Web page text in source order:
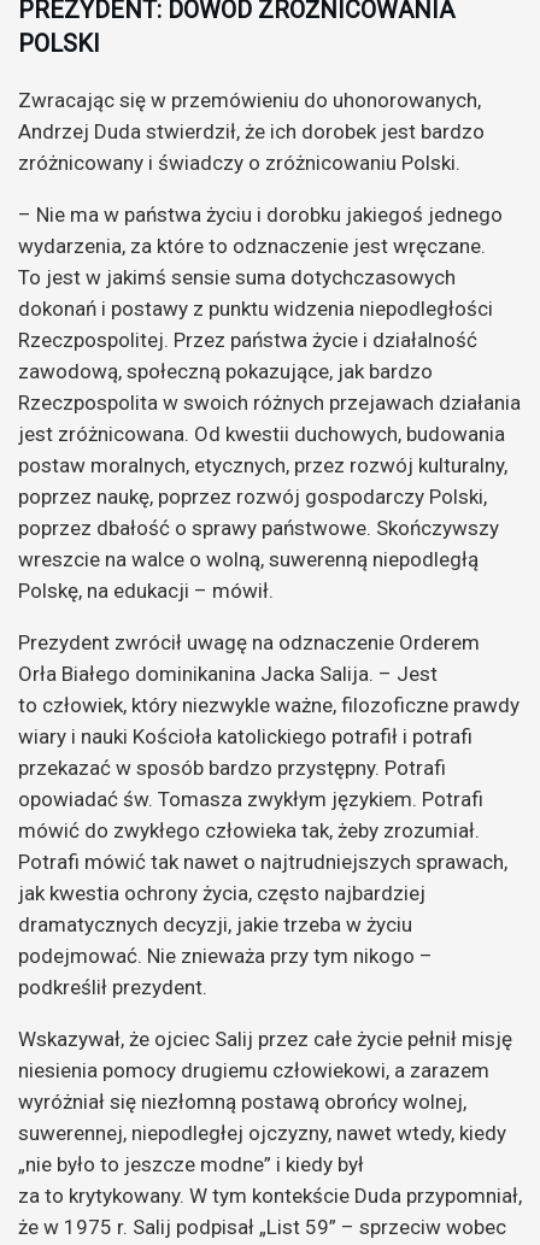
PREZYDENT: DOWÓD ZRÓŻNICOWANIA
POLSKI
Zwracając się w przemówieniu do uhonorowanych,
Andrzej Duda stwierdził, że ich dorobek jest bardzo
zróżnicowany i świadczy o zróżnicowaniu Polski.
– Nie ma w państwa życiu i dorobku jakiegoś jednego
wydarzenia, za które to odznaczenie jest wręczane.
To jest w jakimś sensie suma dotychczasowych
dokonań i postawy z punktu widzenia niepodległości
Rzeczpospolitej. Przez państwa życie i działalność
zawodową, społeczną pokazujące, jak bardzo
Rzeczpospolita w swoich różnych przejawach działania
jest zróżnicowana. Od kwestii duchowych, budowania
postaw moralnych, etycznych, przez rozwój kulturalny,
poprzez naukę, poprzez rozwój gospodarczy Polski,
poprzez dbałość o sprawy państwowe. Skończywszy
wreszcie na walce o wolną, suwerenną niepodległą
Polskę, na edukacji – mówił.
Prezydent zwrócił uwagę na odznaczenie Orderem
Orła Białego dominikanina Jacka Salija. – Jest
to człowiek, który niezwykle ważne, filozoficzne prawdy
wiary i nauki Kościoła katolickiego potrafił i potrafi
przekazać w sposób bardzo przystępny. Potrafi
opowiadać św. Tomasza zwykłym językiem. Potrafi
mówić do zwykłego człowieka tak, żeby zrozumiał.
Potrafi mówić tak nawet o najtrudniejszych sprawach,
jak kwestia ochrony życia, często najbardziej
dramatycznych decyzji, jakie trzeba w życiu
podejmować. Nie znieważa przy tym nikogo –
podkreślił prezydent.
Wskazywał, że ojciec Salij przez całe życie pełnił misję
niesienia pomocy drugiemu człowiekowi, a zarazem
wyróżniał się niezłomną postawą obrońcy wolnej,
suwerennej, niepodległej ojczyzny, nawet wtedy, kiedy
„nie było to jeszcze modne” i kiedy był
za to krytykowany. W tym kontekście Duda przypomniał,
że w 1975 r. Salij podpisał „List 59” – sprzeciw wobec